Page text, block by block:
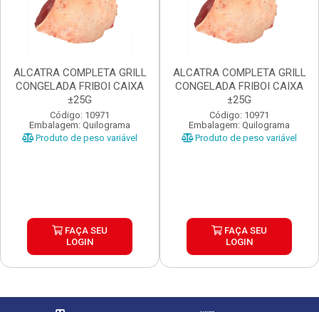
ALCATRA COMPLETA GRILL
CONGELADA FRIBOI CAIXA
±25G
Código: 10971
Embalagem: Quilograma
Produto de peso variável
FAÇA SEU
LOGIN
ALCATRA COMPLETA GRILL
CONGELADA FRIBOI CAIXA
±25G
Código: 10971
Embalagem: Quilograma
Produto de peso variável
FAÇA SEU
LOGIN